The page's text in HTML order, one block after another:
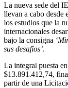
La nueva sede del
llevan a cabo desde
los estudios que la
internacionales
bajo la consigna
sus desafíos’.
La integral puesta
$13.891.412,74,
partir de una